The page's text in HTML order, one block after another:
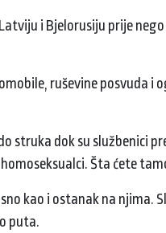
i Bjelorusiju prije nego
ruševine posvuda i
struka dok su službenici
Šta ćete
kao i ostanak na njima.
puta.